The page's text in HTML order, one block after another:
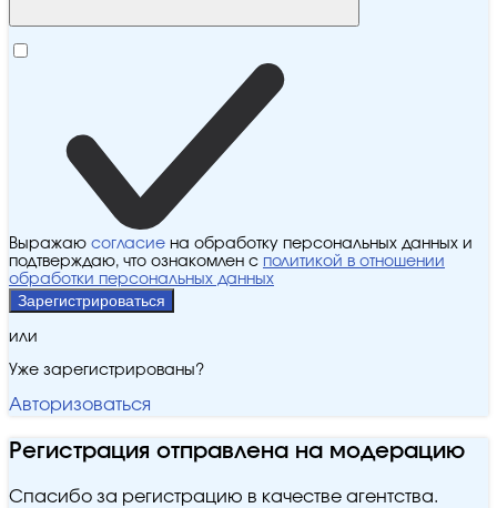
Выражаю согласие на обработку персональных данных и
подтверждаю, что ознакомлен с политикой в отношении
обработки персональных данных
Зарегистрироваться
или
Уже зарегистрированы?
Авторизоваться
Регистрация отправлена на модерацию
Спасибо за регистрацию в качестве агентства.